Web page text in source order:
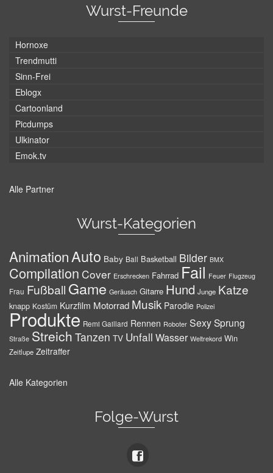
Wurst-Freunde
Hornoxe
Trendmutti
Sinn-Frei
Eblogx
Cartoonland
Picdumps
Ulkinator
Emok.tv
Alle Partner
Wurst-Kategorien
AnimationAuto Baby Ball Basketball Bilder BMX
Compilation Cover Erschrecken Fahrrad Fail Feuer Flugzeug
Frau Fußball Game Geräusch Gitarre Hund Junge Katze
knapp Kostüm Kurzfilm Motorrad Musik Parodie Polizei
Produkte Remi Gaillard Rennen Roboter SexySprung
Straße Streich Tanzen TV Unfall Wasser Weltrekord Win
Zeitlupe Zeitraffer
Alle Kategorien
Folge-Wurst